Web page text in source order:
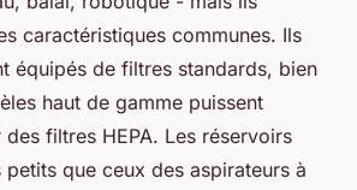
caractéristiques communes. Ils
équipés de filtres standards, bien
haut de gamme puissent
filtres HEPA. Les réservoirs
que ceux des aspirateurs à